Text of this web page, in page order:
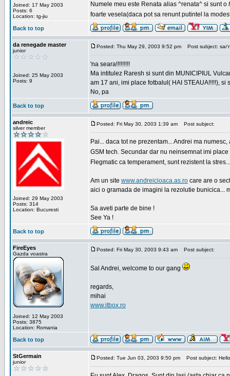
Joined: 17 May 2003
Posts: 6
Location: tg-jiu
Numele meu este Renata alias ^renata^ si sunt o
foarte vesela(daca pot sa renunt putintel la
Back to top
da renegade master
junior
Joined: 25 May 2003
Posts: 9
Posted: Thu May 29, 2003 9:52 pm Post subject:
'na seara!!!!!!!!!
Ma intitulez Raresh si sunt din MUNICIPIUL
am 17 ani, imi place fotbalul( HAI STEAUA!!!!!), si
No, pa
Back to top
andreic
silver member
Joined: 29 May 2003
Posts: 314
Location: Bucuresti
Posted: Fri May 30, 2003 1:39 am Post subject:
Pai... daca tot ne prezentam... Andrei ma
GSM tech. Secundar dar nu neinsemnat imi
Flegmatic ca temperament, sunt rezistent la
Am un site www.andreicioaca.as.ro care are o
aici o gramada de imagini la rezolutie bunicica...
Sa aveti parte de bine !
See Ya !
Back to top
FireEyes
Gazda voastra
Joined: 12 May 2003
Posts: 3875
Location: Romania
Posted: Fri May 30, 2003 9:43 am Post subject:
Sal Andrei, welcome to our gang
regards,
mihai
www.itbox.ro
Back to top
StGermain
junior
Posted: Tue Jun 03, 2003 9:50 pm Post subject: